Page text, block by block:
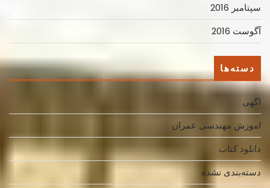
سپتامبر 2016
آگوست 2016
دسته‌ها
اگهی
اموزش مهندسی عمران
دانلود کتاب
دسته‌بندی نشده